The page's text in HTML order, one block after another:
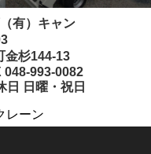
有）キャン
金杉144-13
048-993-0082
日 日曜・祝日
レーン